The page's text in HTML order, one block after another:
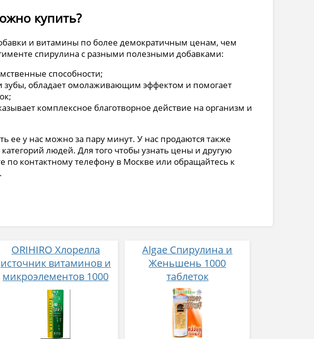
купить?
и витамины по более демократичным ценам, чем
спирулина с разными полезными добавками:
способности;
зубы, обладает омолаживающим эффектом и помогает
комплексное благотворное действие на организм и
ее у нас можно за пару минут. У нас продаются также
людей. Для того чтобы узнать цены и другую
контактному телефону в Москве или обращайтесь к
ORIHIRO Хлорелла
источник витаминов и
микроэлементов 1000
таблеток
Algae Спирулина и
Женьшень 1000
таблеток